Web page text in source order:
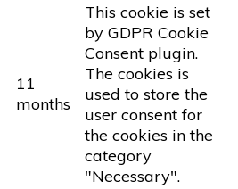
11
months
This cookie is set
by GDPR Cookie
Consent plugin.
The cookies is
used to store the
user consent for
the cookies in the
category
"Necessary".